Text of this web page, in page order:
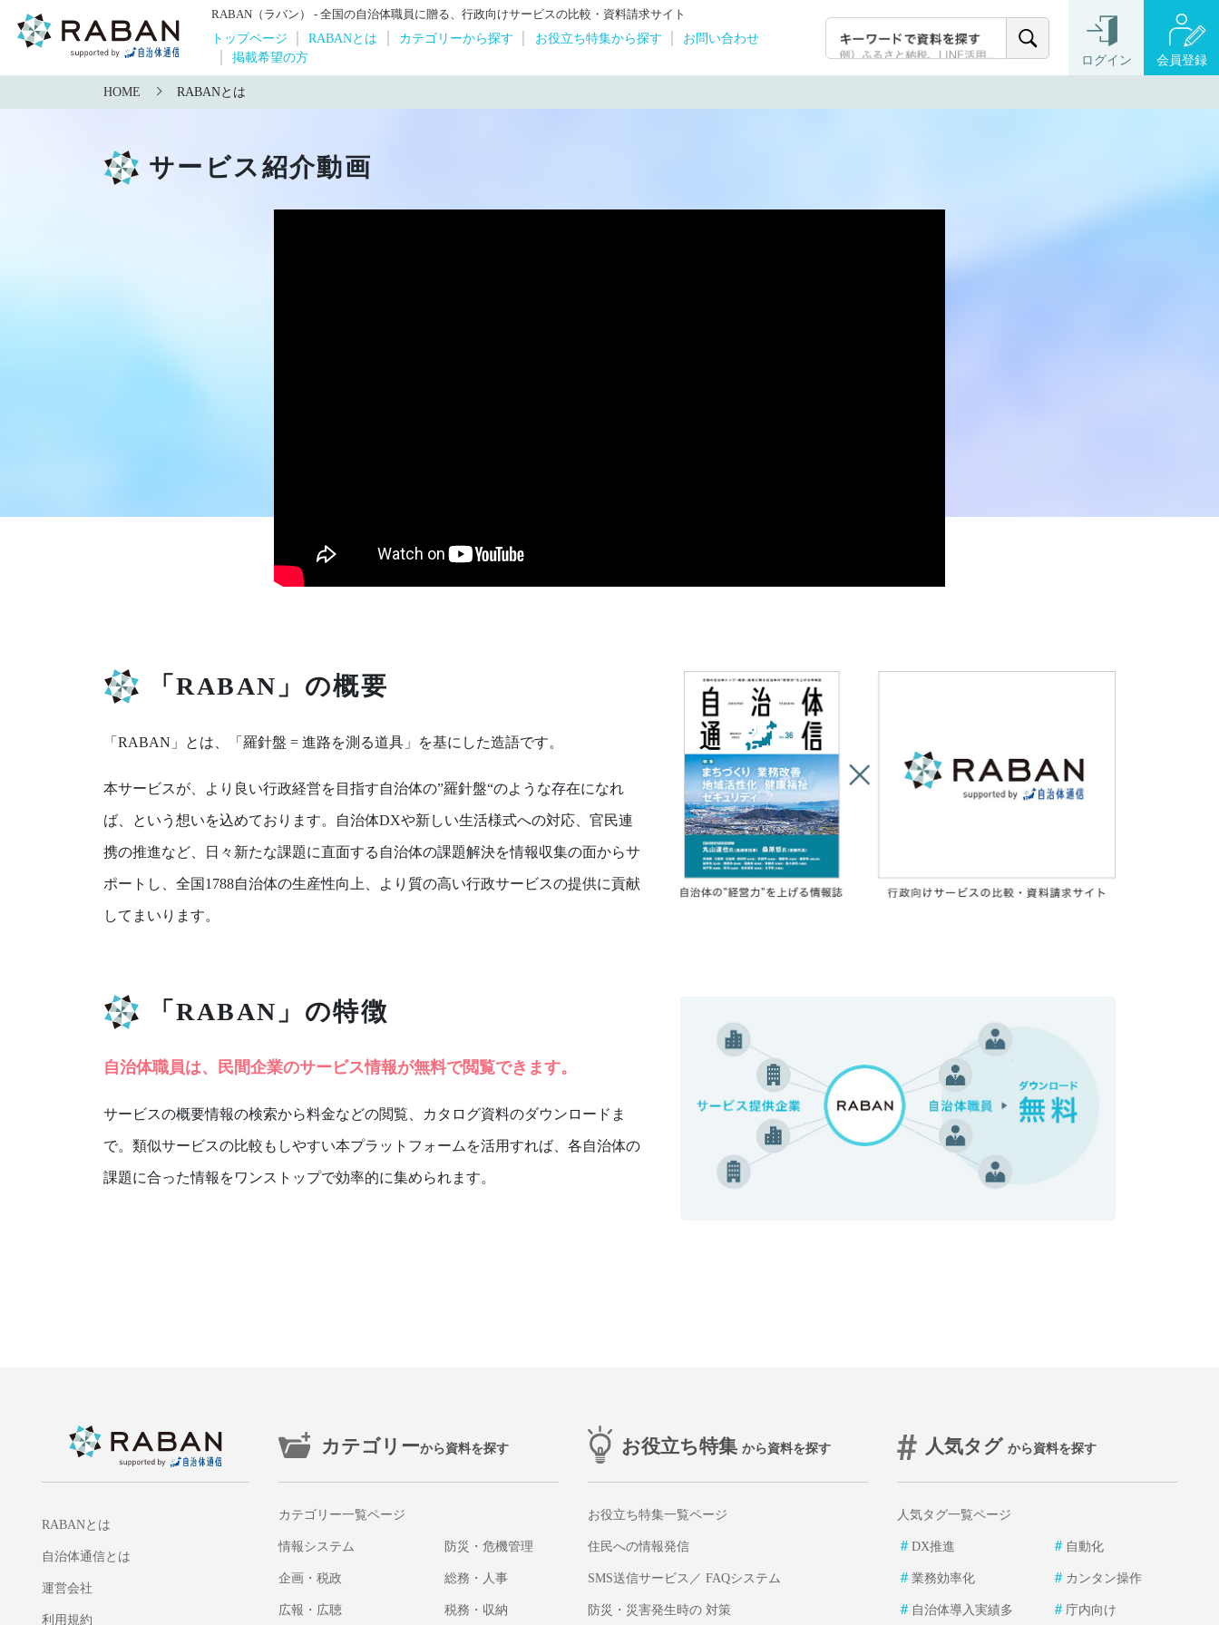
RABAN（ラバン） - 全国の自治体職員に贈る、行政向けサービスの比較・資料請求サイト
トップページ RABANとは カテゴリーから探す お役立ち特集から探す
お問い合わせ
掲載希望の方
ログイン 会員登録
HOME RABANとは
サービス紹介動画
「RABAN」の概要
「RABAN」とは、「羅針盤 = 進路を測る道具」を基にした造語です。
本サービスが、より良い行政経営を目指す自治体の”羅針盤“のような存在になれ
ば、という想いを込めております。自治体DXや新しい生活様式への対応、官民連
携の推進など、日々新たな課題に直面する自治体の課題解決を情報収集の面からサ
ポートし、全国1788自治体の生産性向上、より質の高い行政サービスの提供に貢献
してまいります。
「RABAN」の特徴
自治体職員は、民間企業のサービス情報が無料で閲覧できます。
サービスの概要情報の検索から料金などの閲覧、カタログ資料のダウンロードま
で。類似サービスの比較もしやすい本プラットフォームを活用すれば、各自治体の
課題に合った情報をワンストップで効率的に集められます。
RABANとは
自治体通信とは
運営会社
利用規約
カテゴリーから資料を探す
カテゴリー一覧ページ
情報システム
企画・税政
広報・広聴
防災・危機管理
総務・人事
税務・収納
お役立ち特集 から資料を探す
お役立ち特集一覧ページ
住民への情報発信
SMS送信サービス／ FAQシステム
防災・災害発生時の 対策
人気タグ から資料を探す
人気タグ一覧ページ
＃ DX推進
＃ 業務効率化
＃ 自治体導入実績多
＃ 自動化
＃ カンタン操作
＃ 庁内向け